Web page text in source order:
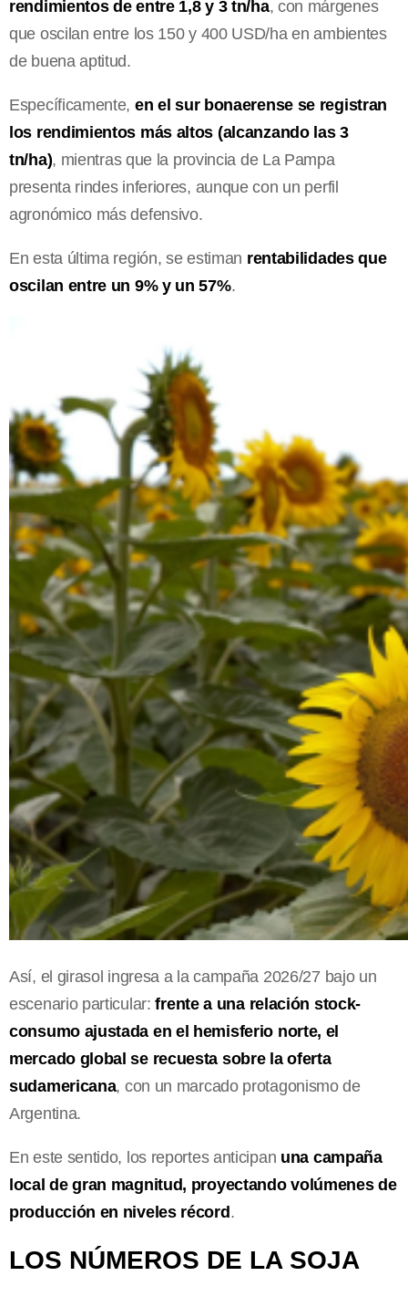
rendimientos de entre 1,8 y 3 tn/ha, con márgenes
que oscilan entre los 150 y 400 USD/ha en ambientes
de buena aptitud.
Específicamente, en el sur bonaerense se registran
los rendimientos más altos (alcanzando las 3
tn/ha), mientras que la provincia de La Pampa
presenta rindes inferiores, aunque con un perfil
agronómico más defensivo.
En esta última región, se estiman rentabilidades que
oscilan entre un 9% y un 57%.
Así, el girasol ingresa a la campaña 2026/27 bajo un
escenario particular: frente a una relación stock-
consumo ajustada en el hemisferio norte, el
mercado global se recuesta sobre la oferta
sudamericana, con un marcado protagonismo de
Argentina.
En este sentido, los reportes anticipan una campaña
local de gran magnitud, proyectando volúmenes de
producción en niveles récord.
LOS NÚMEROS DE LA SOJA